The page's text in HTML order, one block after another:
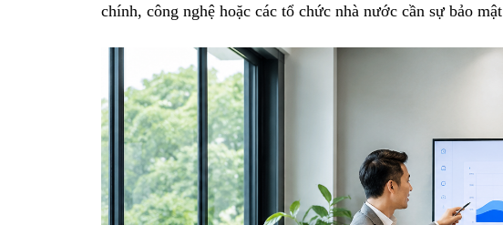
chính, công nghệ hoặc các tổ chức nhà nước cần sự bảo